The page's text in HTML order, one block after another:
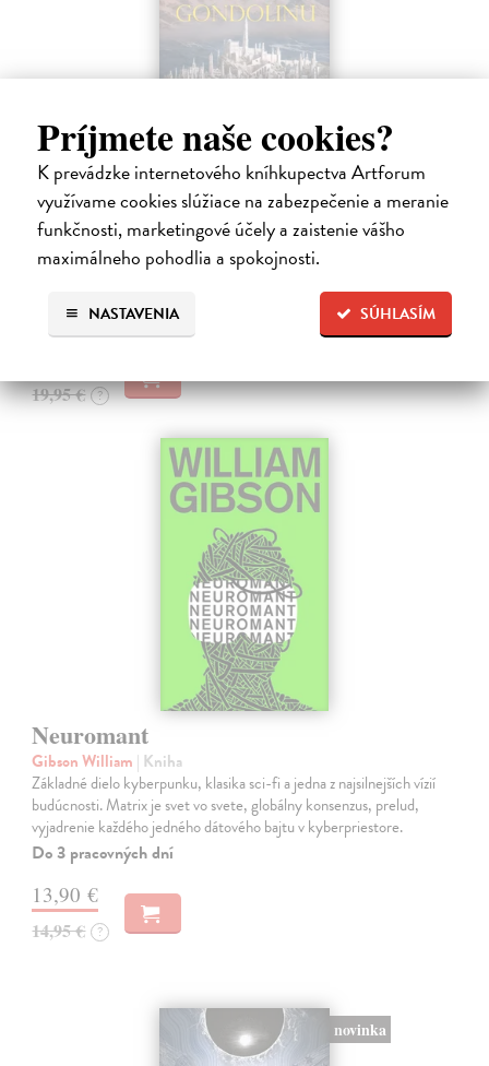
Príjmete naše cookies?
K prevádzke internetového kníhkupectva Artforum
využívame cookies slúžiace na zabezpečenie a meranie
funkčnosti, marketingové účely a zaistenie vášho
maximálneho pohodlia a spokojnosti.
SÚHLASÍM
NASTAVENIA
Pád Gondolinu
Tolkien J.R.R.| Kniha
Legenda o páde Gondolinu hovorí o boji dvoch najväčších mocností
sveta. Zlo predstavuje Morgoth, najhorší zo všetkých, vodca
obrovských armád, ktoré riadi zo svojej železnej pevnosti.
Na sklade ?
19,95 € ?
Neuromant
Gibson William | Kniha
Základné dielo kyberpunku, klasika sci-fi a jedna z najsilnejších vízií
budúcnosti. Matrix je svet vo svete, globálny konsenzus, prelud,
vyjadrenie každého jedného dátového bajtu v kyberpriestore.
Do 3 pracovných dní
13,90 €
14,95 € ?
novinka